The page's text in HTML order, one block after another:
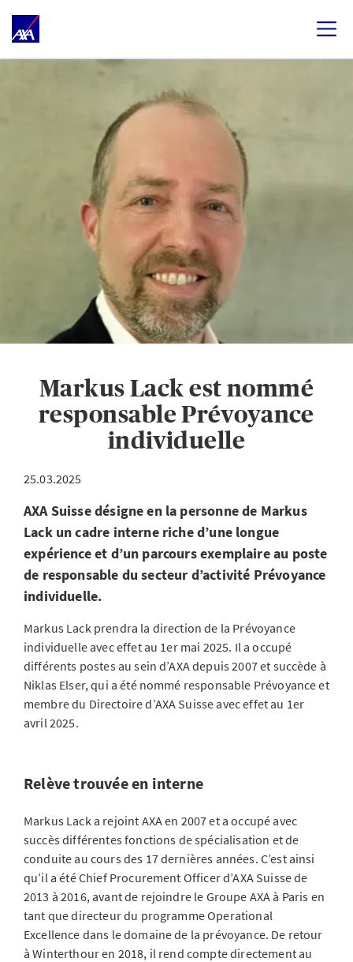
Markus Lack est nommé
responsable Prévoyance
individuelle
25.03.2025
AXA Suisse désigne en la personne de Markus
Lack un cadre interne riche d’une longue
expérience et d’un parcours exemplaire au poste
de responsable du secteur d’activité Prévoyance
individuelle.
Markus Lack prendra la direction de la Prévoyance
individuelle avec effet au 1er mai 2025. Il a occupé
différents postes au sein d’AXA depuis 2007 et succède à
Niklas Elser, qui a été nommé responsable Prévoyance et
membre du Directoire d’AXA Suisse avec effet au 1er
avril 2025.
Relève trouvée en interne
Markus Lack a rejoint AXA en 2007 et a occupé avec
succès différentes fonctions de spécialisation et de
conduite au cours des 17 dernières années. C’est ainsi
qu’il a été Chief Procurement Officer d’AXA Suisse de
2013 à 2016, avant de rejoindre le Groupe AXA à Paris en
tant que directeur du programme Operational
Excellence dans le domaine de la prévoyance. De retour
à Winterthour en 2018, il rend compte directement au